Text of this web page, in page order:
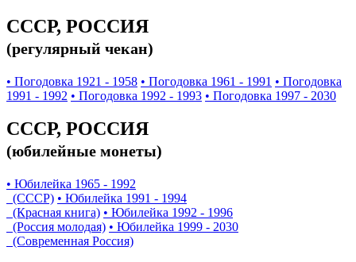
СССР, РОССИЯ
(регулярный чекан)
• Погодовка 1921 - 1958 • Погодовка 1961 - 1991 • Погодовка
1991 - 1992 • Погодовка 1992 - 1993 • Погодовка 1997 - 2030
СССР, РОССИЯ
(юбилейные монеты)
• Юбилейка 1965 - 1992
(СССР) • Юбилейка 1991 - 1994
(Красная книга) • Юбилейка 1992 - 1996
(Россия молодая) • Юбилейка 1999 - 2030
(Современная Россия)